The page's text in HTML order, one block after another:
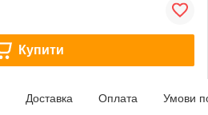
Купити
Доставка Оплата Умови